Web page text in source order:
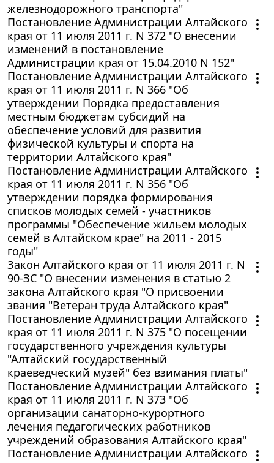
железнодорожного транспорта"
Постановление Администрации Алтайского
края от 11 июля 2011 г. N 372 "О внесении
изменений в постановление
Администрации края от 15.04.2010 N 152"
Постановление Администрации Алтайского
края от 11 июля 2011 г. N 366 "Об
утверждении Порядка предоставления
местным бюджетам субсидий на
обеспечение условий для развития
физической культуры и спорта на
территории Алтайского края"
Постановление Администрации Алтайского
края от 11 июля 2011 г. N 356 "Об
утверждении порядка формирования
списков молодых семей - участников
программы "Обеспечение жильем молодых
семей в Алтайском крае" на 2011 - 2015
годы"
Закон Алтайского края от 11 июля 2011 г. N
90-ЗС "О внесении изменения в статью 2
закона Алтайского края "О присвоении
звания "Ветеран труда Алтайского края"
Постановление Администрации Алтайского
края от 11 июля 2011 г. N 375 "О посещении
государственного учреждения культуры
"Алтайский государственный
краеведческий музей" без взимания платы"
Постановление Администрации Алтайского
края от 11 июля 2011 г. N 373 "Об
организации санаторно-курортного
лечения педагогических работников
учреждений образования Алтайского края"
Постановление Администрации Алтайского